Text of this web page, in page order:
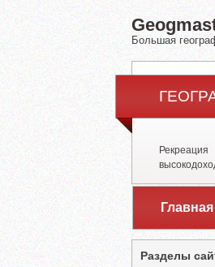
Большая
Главная
Разделы